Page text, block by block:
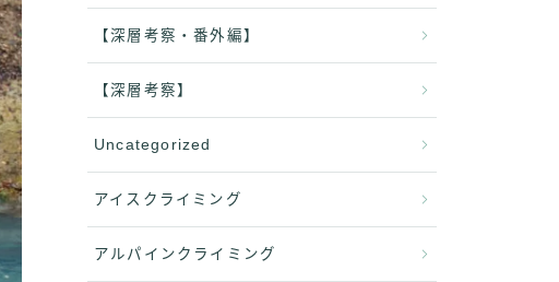
【深層考察・番外編】
【深層考察】
Uncategorized
アイスクライミング
アルパインクライミング